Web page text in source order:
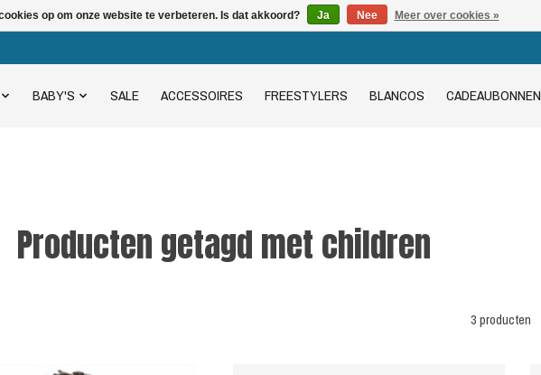
BABY'S SALE ACCESSOIRES FREESTYLERS BLANCOS CADEAUBONNEN
Producten getagd met children
3 producten
op om onze website te verbeteren. Is dat akkoord? Ja Nee Meer over cookies »